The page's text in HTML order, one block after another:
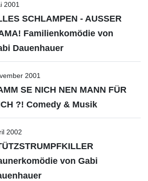
2001
SCHLAMPEN - AUSSER
Familienkomödie von
Dauenhauer
2001
SE NICH NEN MANN FÜR
?! Comedy & Musik
2002
von Gabi